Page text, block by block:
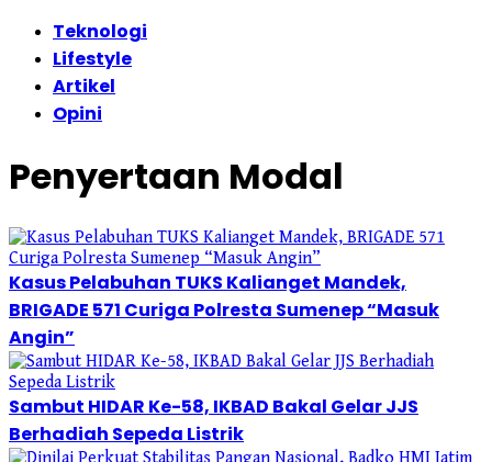
Teknologi
Lifestyle
Artikel
Opini
Penyertaan Modal
Kasus Pelabuhan TUKS Kalianget Mandek,
BRIGADE 571 Curiga Polresta Sumenep “Masuk
Angin”
Sambut HIDAR Ke-58, IKBAD Bakal Gelar JJS
Berhadiah Sepeda Listrik